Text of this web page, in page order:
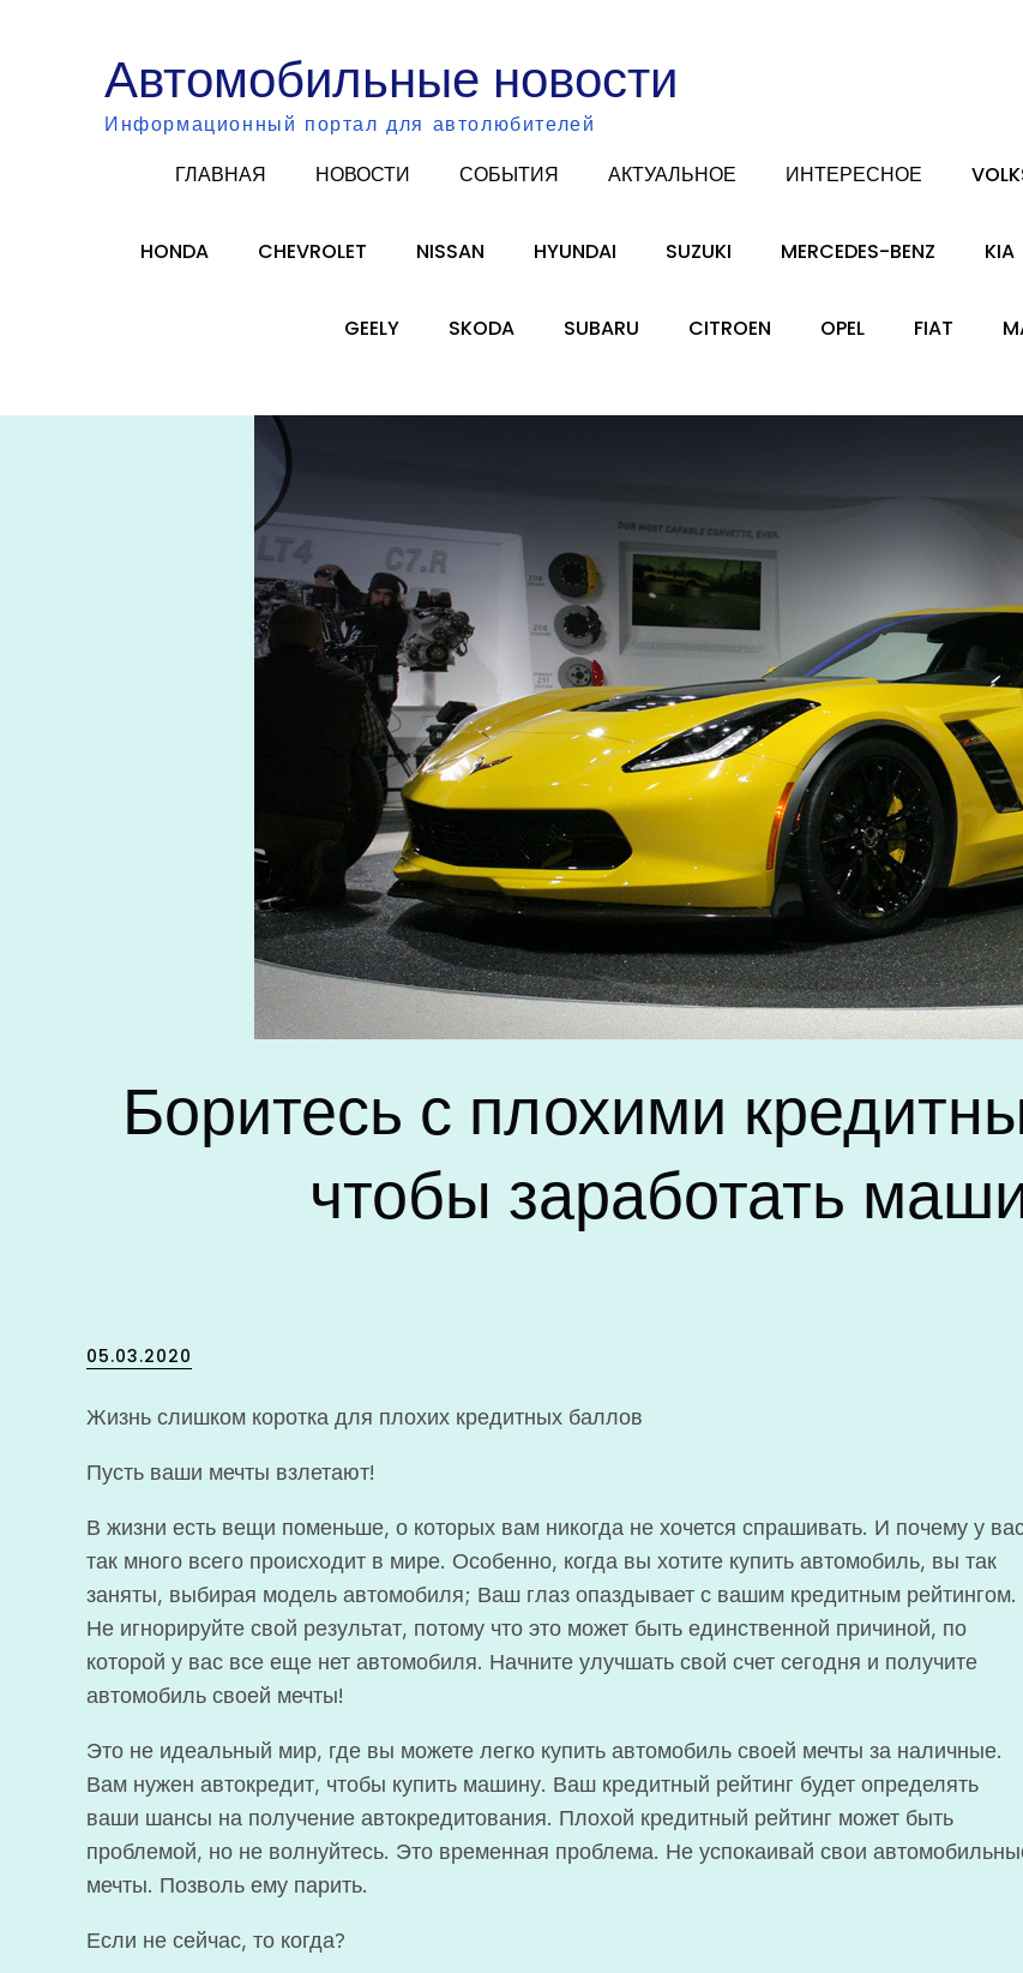
Автомобильные новости
Информационный портал для автолюбителей
ГЛАВНАЯ НОВОСТИ СОБЫТИЯ АКТУАЛЬНОЕ ИНТЕРЕСНОЕ
HONDA CHEVROLET NISSAN HYUNDAI SUZUKI MERCEDES-BENZ KIA
GEELY SKODA SUBARU CITROEN OPEL FIAT
Боритесь с плохими
чтобы заработать
Posted
05.03.2020
Жизнь слишком коротка для плохих кредитных баллов
Пусть ваши мечты взлетают!
В жизни есть вещи поменьше, о которых вам никогда не хочется спрашивать. И почему у
так много всего происходит в мире. Особенно, когда вы хотите купить автомобиль, вы так
заняты, выбирая модель автомобиля; Ваш глаз опаздывает с вашим кредитным рейтингом.
Не игнорируйте свой результат, потому что это может быть единственной причиной, по
которой у вас все еще нет автомобиля. Начните улучшать свой счет сегодня и получите
автомобиль своей мечты!
Это не идеальный мир, где вы можете легко купить автомобиль своей мечты за наличные.
Вам нужен автокредит, чтобы купить машину. Ваш кредитный рейтинг будет определять
ваши шансы на получение автокредитования. Плохой кредитный рейтинг может быть
проблемой, но не волнуйтесь. Это временная проблема. Не успокаивай свои
мечты. Позволь ему парить.
Если не сейчас, то когда?